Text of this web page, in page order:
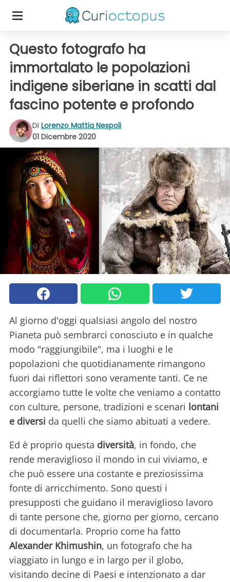
Questo fotografo ha
immortalato le popolazioni
indigene siberiane in scatti dal
fascino potente e profondo
Di Lorenzo Mattia Nespoli
01 Dicembre 2020
Al giorno d'oggi qualsiasi angolo del nostro
Pianeta può sembrarci conosciuto e in qualche
modo "raggiungibile", ma i luoghi e le
popolazioni che quotidianamente rimangono
fuori dai riflettori sono veramente tanti. Ce ne
accorgiamo tutte le volte che veniamo a contatto
con culture, persone, tradizioni e scenari lontani
e diversi da quelli che siamo abituati a vedere.
Ed è proprio questa diversità, in fondo, che
rende meraviglioso il mondo in cui viviamo, e
che può essere una costante e preziosissima
fonte di arricchimento. Sono questi i
presupposti che guidano il meraviglioso lavoro
di tante persone che, giorno per giorno, cercano
di documentarla. Proprio come ha fatto
Alexander Khimushin, un fotografo che ha
viaggiato in lungo e in largo per il globo,
visitando decine di Paesi e intenzionato a dar